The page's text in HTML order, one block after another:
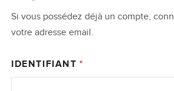
Si vous possédez déjà un compte,
votre adresse email.
IDENTIFIANT